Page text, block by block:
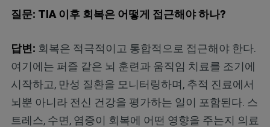
질문: TIA 이후 회복은 어떻게 접근해야 하나?
답변: 회복은 적극적이고 통합적으로 접근해야 한다.
여기에는 퍼즐 같은 뇌 훈련과 움직임 치료를 조기에
시작하고, 만성 질환을 모니터링하며, 추적 진료에서
뇌뿐 아니라 전신 건강을 평가하는 일이 포함된다. 스
트레스, 수면, 염증이 회복에 어떤 영향을 주는지 의료